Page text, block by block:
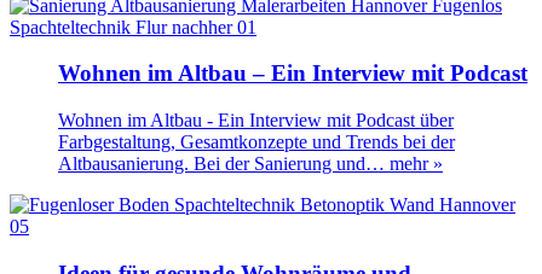
Wohnen im Altbau – Ein Interview mit Podcast
Wohnen im Altbau - Ein Interview mit Podcast über
Farbgestaltung, Gesamtkonzepte und Trends bei der
Altbausanierung. Bei der Sanierung und… mehr »